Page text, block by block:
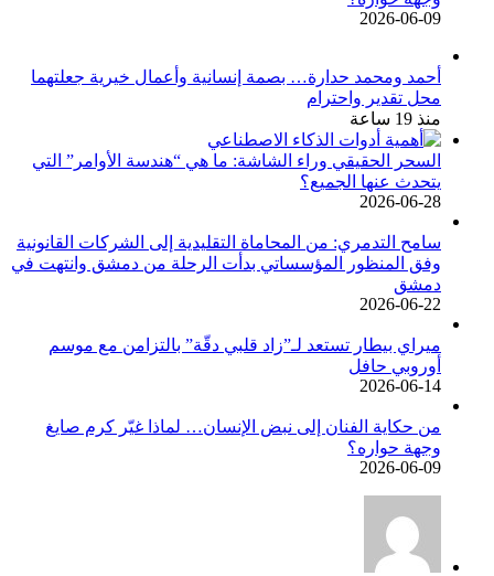
2026-06-09
أحمد ومحمد حدارة… بصمة إنسانية وأعمال خيرية جعلتهما
محل تقدير واحترام
منذ 19 ساعة
السحر الحقيقي وراء الشاشة: ما هي “هندسة الأوامر” التي
يتحدث عنها الجميع؟
2026-06-28
سامح التدمري: من المحاماة التقليدية إلى الشركات القانونية
وفق المنظور المؤسساتي بدأت الرحلة من دمشق وانتهت في
دمشق
2026-06-22
ميراي بيطار تستعد لـ”زاد قلبي دقّة” بالتزامن مع موسم
أوروبي حافل
2026-06-14
من حكاية الفنان إلى نبض الإنسان… لماذا غيّر كرم صايغ
وجهة حواره؟
2026-06-09